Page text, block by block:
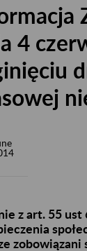
4
z art. 55 ust